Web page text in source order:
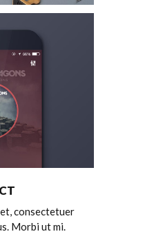
consectetuer
Morbi ut mi.